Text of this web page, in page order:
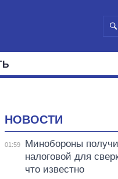
НОВОСТИ
01:59
Минобороны
налоговой для
что известно